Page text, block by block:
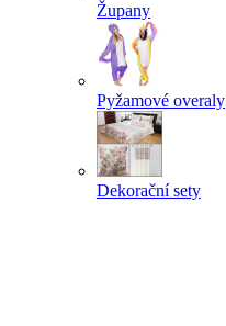
Župany
Pyžamové overaly
Dekorační sety